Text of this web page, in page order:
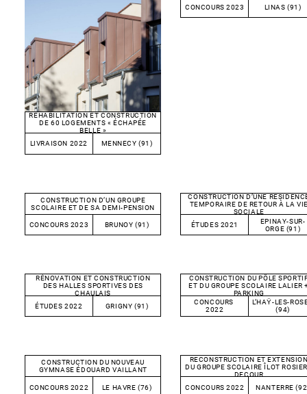
RÉHABILITATION ET CONSTRUCTION
DE 60 LOGEMENTS « ÉCHAPÉE
BELLE »
LIVRAISON 2022
MENNECY (91)
CONCOURS 2023 LINAS (91)
CONSTRUCTION D’UN GROUPE
SCOLAIRE ET DE SA DEMI-PENSION
CONCOURS 2023 BRUNOY (91)
CONSTRUCTION D’UNE
TEMPORAIRE DE RETOUR À LA
SOCIALE
ÉTUDES 2021
EPINAY-SUR-
ORGE (91)
RÉNOVATION ET CONSTRUCTION
DES HALLES SPORTIVES DES
CHAULAIS
ÉTUDES 2022
GRIGNY (91)
CONSTRUCTION DU PÔLE
ET DU GROUPE SCOLAIRE LALIER
PARKING
CONCOURS
2022
L’HAŸ-LES-
(94)
CONSTRUCTION DU NOUVEAU
GYMNASE ÉDOUARD VAILLANT
CONCOURS 2022 LE HAVRE (76)
RECONSTRUCTION ET
DU GROUPE SCOLAIRE ÎLOT
DECOUR
CONCOURS 2022
NANTERRE